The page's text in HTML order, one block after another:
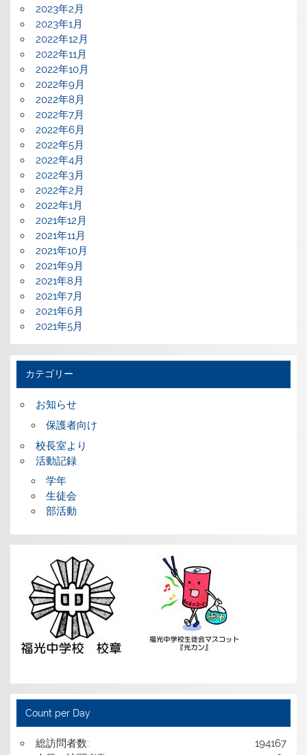
2023年2月
2023年1月
2022年12月
2022年11月
2022年10月
2022年9月
2022年8月
2022年7月
2022年6月
2022年5月
2022年4月
2022年3月
2022年2月
2022年1月
2021年12月
2021年11月
2021年10月
2021年9月
2021年8月
2021年7月
2021年6月
2021年5月
カテゴリー
お知らせ
保護者向け
校長室より
活動記録
学年
生徒会
部活動
Count per Day
194167
総訪問者数: